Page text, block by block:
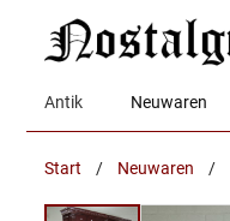
Antik Neuwaren
Start / Neuwaren /